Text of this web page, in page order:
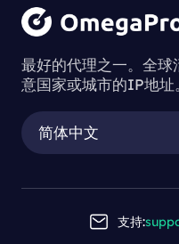
最好的代理之一。全
意国家或城市的IP地址
简体中文
支持: